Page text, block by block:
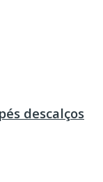
descalços